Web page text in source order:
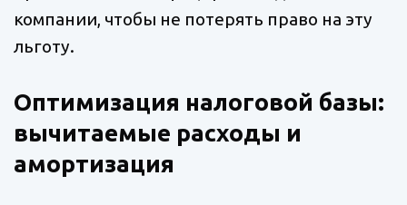
компании, чтобы не потерять право на эту
льготу.
Оптимизация налоговой базы:
вычитаемые расходы и
амортизация